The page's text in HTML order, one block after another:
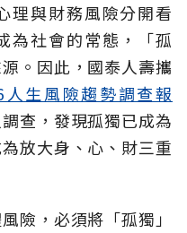
理與財務風險分開看
為社會的常態，「孤
。因此，國泰人壽攜
人生風險趨勢調查報
查，發現孤獨已成為
放大身、心、財三重
險，必須將「孤獨」